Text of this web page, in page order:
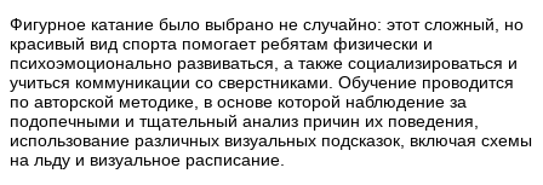
Фигурное катание было выбрано не случайно: этот сложный, но
красивый вид спорта помогает ребятам физически и
психоэмоционально развиваться, а также социализироваться и
учиться коммуникации со сверстниками. Обучение проводится
по авторской методике, в основе которой наблюдение за
подопечными и тщательный анализ причин их поведения,
использование различных визуальных подсказок, включая схемы
на льду и визуальное расписание.